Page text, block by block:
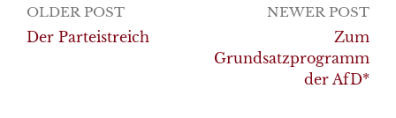
Post
navigation
OLDER POST
Der Parteistreich
NEWER POST
Zum
Grundsatzprogramm
der AfD*